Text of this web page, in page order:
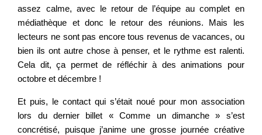
assez calme, avec le retour de l’équipe au complet en
médiathèque et donc le retour des réunions. Mais les
lecteurs ne sont pas encore tous revenus de vacances, ou
bien ils ont autre chose à penser, et le rythme est ralenti.
Cela dit, ça permet de réfléchir à des animations pour
octobre et décembre !
Et puis, le contact qui s’était noué pour mon association
lors du dernier billet « Comme un dimanche » s’est
concrétisé, puisque j’anime une grosse journée créative